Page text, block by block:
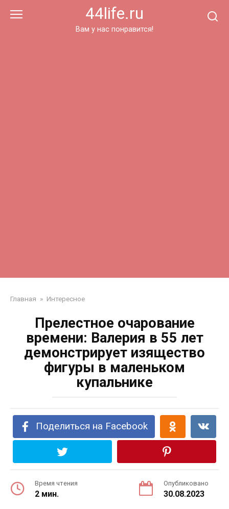
44life.ru
Вам у нас понравится!
Главная » Интересное
Прелестное очарование
времени: Валерия в 55 лет
демонстрирует изящество
фигуры в маленьком
купальнике
Поделиться на Facebook
Время чтения
2 мин.
Опубликовано
30.08.2023